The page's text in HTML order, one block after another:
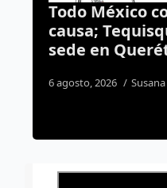
Huimilpan
Lengua de
más hacia
1 agosto, 2026